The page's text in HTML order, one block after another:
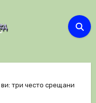
три често срещани